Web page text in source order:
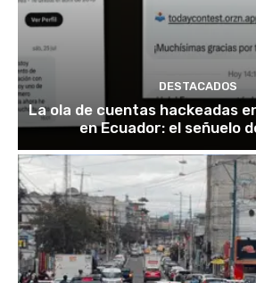
DESTACADOS
La ola de cuentas hackeadas
en Ecuador: el señuelo